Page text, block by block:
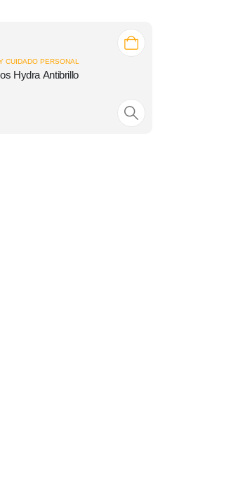
CUIDADO PERSONAL
Hydra Antibrillo